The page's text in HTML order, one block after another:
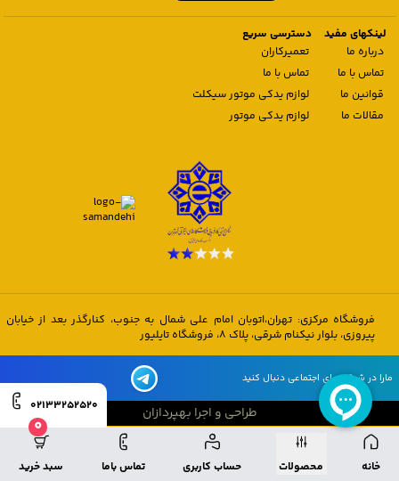
خانه محصولات حساب کاربری تماس باما
0
سبد خرید
02133252520
لینکهای مفید
درباره ما
تماس با ما
قوانین ما
مقالات ما
دسترسی سریع
تعمیرکاران
تماس با ما
لوازم یدکی موتور سیکلت
لوازم یدکی موتور
فروشگاه مرکزی: تهران،اتوبان امام علی شمال به جنوب، کنارگذر بعد از خیابان
پیروزی، بلوار نیکنام شرقی، پلاک 8، فروشگاه تایلیور
مارا در شبکه های اجتماعی دنبال کنید
طراحی و اجرا بهپردازان
طراحی و اجرا بهپردازان